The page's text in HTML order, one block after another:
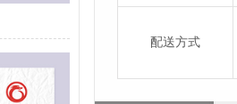
配送方式